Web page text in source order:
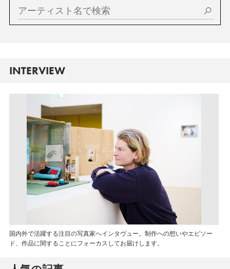
INTERVIEW
国内外で活躍する注目の写真家へインタヴュー。制作への想いやエピソー
ド、作品に関することにフォーカスしてお届けします。